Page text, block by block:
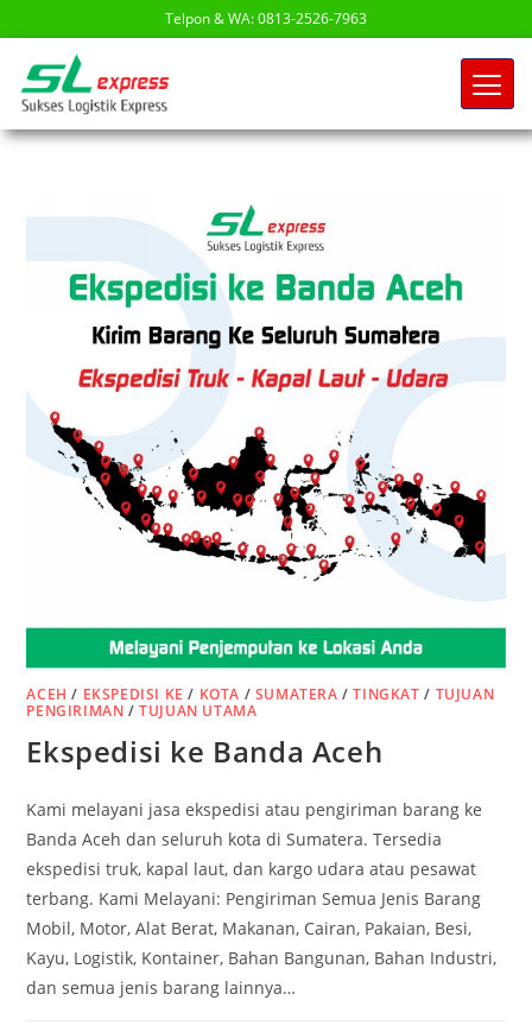
Telpon & WA: 0813-2526-7963
ACEH / EKSPEDISI KE / KOTA / SUMATERA /TINGKAT / TUJUAN
PENGIRIMAN /TUJUAN UTAMA
Ekspedisi ke Banda Aceh
Kami melayani jasa ekspedisi atau pengiriman barang ke
Banda Aceh dan seluruh kota di Sumatera. Tersedia
ekspedisi truk, kapal laut, dan kargo udara atau pesawat
terbang. Kami Melayani: Pengiriman Semua Jenis Barang
Mobil, Motor, Alat Berat, Makanan, Cairan, Pakaian, Besi,
Kayu, Logistik, Kontainer, Bahan Bangunan, Bahan Industri,
dan semua jenis barang lainnya…